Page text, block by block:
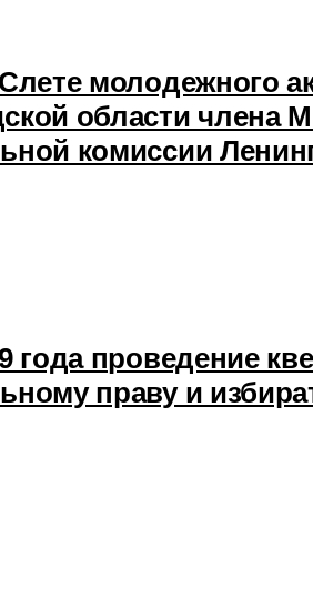
молодежного
области члена
комиссии
года проведение
праву и